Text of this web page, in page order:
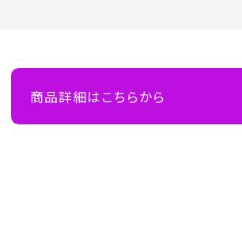
商品詳細はこちらから